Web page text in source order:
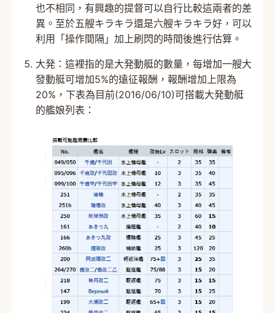
也不相同，有興趣的提督可以自行比較這兩者的差
異。至於五艘キラキラ還是六艘キラキラ好，可以
利用「操作間隔」加上刷閃的時間後進行估算。
大発：這裡指的是大発動艇的數量，每增加一艘大
發動艇可增加5%的遠征報酬，報酬增加上限為
20%，下表為目前(2016/06/10)可搭載大発動艇
的艦娘列表：